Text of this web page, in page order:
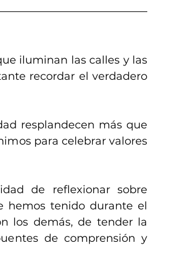
iluminan las calles y las
recordar el verdadero
resplandecen más que
para celebrar valores
de reflexionar sobre
hemos tenido durante el
los demás, de tender la
de comprensión y